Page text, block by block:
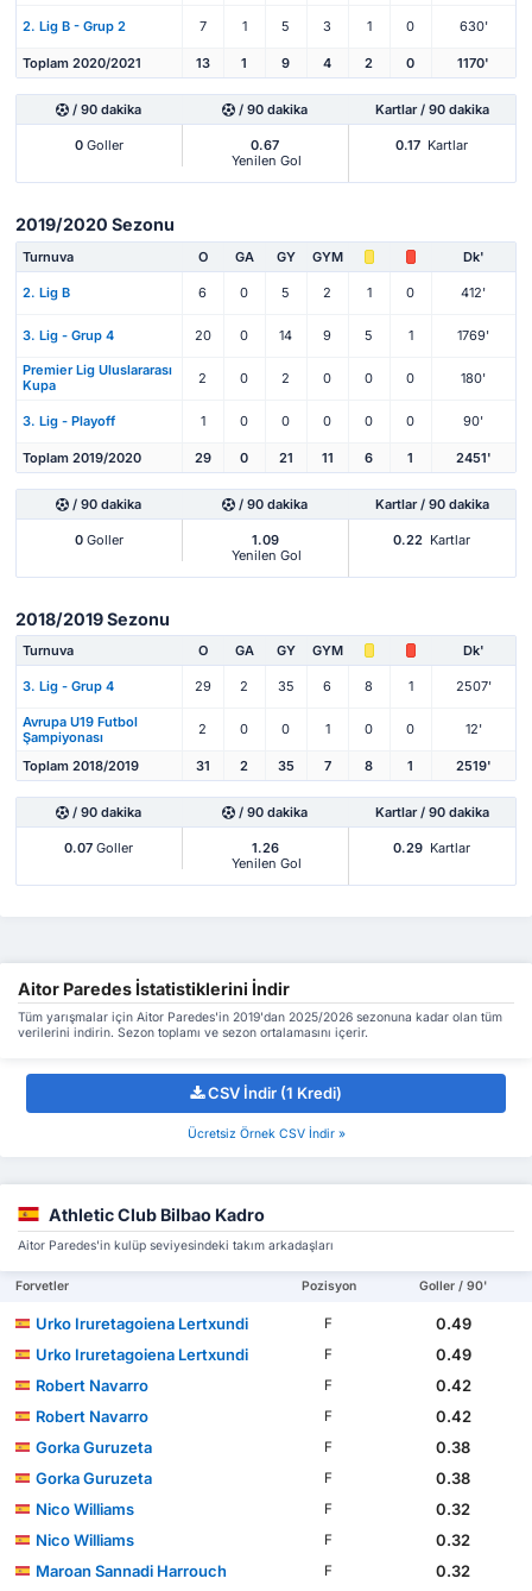
2. Lig B - Grup 2 7 1 5 3 1 0 630'
Toplam 2020/2021 13 1 9 4 2 0 1170'
/ 90 dakika / 90 dakika Kartlar / 90 dakika
0Goller
0.67
Yenilen Gol
0.17 Kartlar
2019/2020 Sezonu
Turnuva O GA GY GYM Dk'
2. Lig B 6 0 5 2 1 0 412'
3. Lig - Grup 4 20 0 14 9 5 1 1769'
Premier Lig Uluslararası
Kupa
2 0 2 0 0 0 180'
3. Lig - Playoff 1 0 0 0 0 0 90'
Toplam 2019/2020 29 0 21 11 6 1 2451'
/ 90 dakika / 90 dakika Kartlar / 90 dakika
0Goller
1.09
Yenilen Gol
0.22 Kartlar
2018/2019 Sezonu
Turnuva O GA GY GYM Dk'
3. Lig - Grup 4 29 2 35 6 8 1 2507'
Avrupa U19 Futbol
Şampiyonası
2 0 0 1 0 0 12'
Toplam 2018/2019 31 2 35 7 8 1 2519'
/ 90 dakika / 90 dakika Kartlar / 90 dakika
0.07 Goller
1.26
Yenilen Gol
0.29 Kartlar
Aitor Paredes İstatistiklerini İndir
Tüm yarışmalar için Aitor Paredes'in 2019'dan 2025/2026 sezonuna kadar olan tüm
verilerini indirin. Sezon toplamı ve sezon ortalamasını içerir.
CSV İndir (1 Kredi)
Ücretsiz Örnek CSV İndir »
Athletic Club Bilbao Kadro
Aitor Paredes'in kulüp seviyesindeki takım arkadaşları
Forvetler Pozisyon Goller / 90'
Urko Iruretagoiena Lertxundi F
0.49
Urko Iruretagoiena Lertxundi
F
0.49
Robert Navarro
F
0.42
Robert Navarro
F
0.42
Gorka Guruzeta
F
0.38
Gorka Guruzeta
F
0.38
Nico Williams
F
0.32
Nico Williams
F
0.32
Maroan Sannadi Harrouch
F
0.32